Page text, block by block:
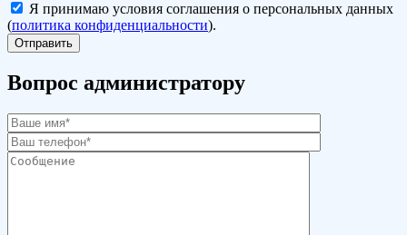
Я принимаю условия соглашения о персональных данных
(политика конфиденциальности).
Вопрос администратору